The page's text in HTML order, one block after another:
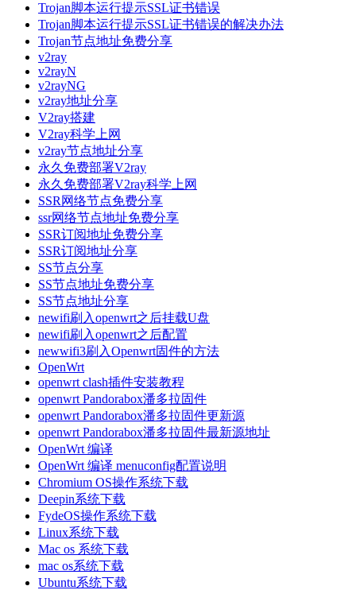
Trojan脚本运行提示SSL证书错误
Trojan脚本运行提示SSL证书错误的解决办法
Trojan节点地址免费分享
v2ray
v2rayN
v2rayNG
v2ray地址分享
V2ray搭建
V2ray科学上网
v2ray节点地址分享
永久免费部署V2ray
永久免费部署V2ray科学上网
SSR网络节点免费分享
ssr网络节点地址免费分享
SSR订阅地址免费分享
SSR订阅地址分享
SS节点分享
SS节点地址免费分享
SS节点地址分享
newifi刷入openwrt之后挂载U盘
newifi刷入openwrt之后配置
newwifi3刷入Openwrt固件的方法
OpenWrt
openwrt clash插件安装教程
openwrt Pandorabox潘多拉固件
openwrt Pandorabox潘多拉固件更新源
openwrt Pandorabox潘多拉固件最新源地址
OpenWrt 编译
OpenWrt 编译 menuconfig配置说明
Chromium OS操作系统下载
Deepin系统下载
FydeOS操作系统下载
Linux系统下载
Mac os 系统下载
mac os系统下载
Ubuntu系统下载